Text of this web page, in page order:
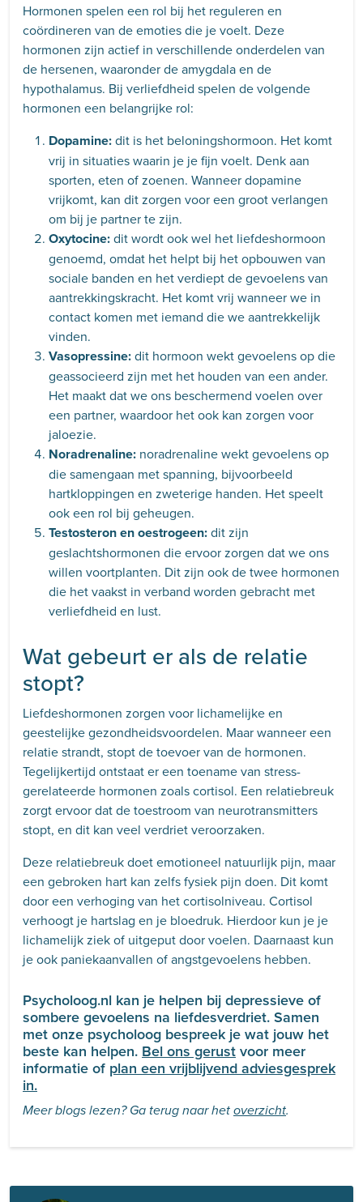
Hormonen spelen een rol bij het reguleren en
coördineren van de emoties die je voelt. Deze
hormonen zijn actief in verschillende onderdelen van
de hersenen, waaronder de amygdala en de
hypothalamus. Bij verliefdheid spelen de volgende
hormonen een belangrijke rol:
Dopamine:dit is het beloningshormoon. Het komt
vrij in situaties waarin je je fijn voelt. Denk aan
sporten, eten of zoenen. Wanneer dopamine
vrijkomt, kan dit zorgen voor een groot verlangen
om bij je partner te zijn.
Oxytocine:dit wordt ook wel het liefdeshormoon
genoemd, omdat het helpt bij het opbouwen van
sociale banden en het verdiept de gevoelens van
aantrekkingskracht. Het komt vrij wanneer we in
contact komen met iemand die we aantrekkelijk
vinden.
Vasopressine:dit hormoon wekt gevoelens op die
geassocieerd zijn met het houden van een ander.
Het maakt dat we ons beschermend voelen over
een partner, waardoor het ook kan zorgen voor
jaloezie.
Noradrenaline: noradrenaline wekt gevoelens op
die samengaan met spanning, bijvoorbeeld
hartkloppingen en zweterige handen. Het speelt
ook een rol bij geheugen.
Testosteron en oestrogeen:dit zijn
geslachtshormonen die ervoor zorgen dat we ons
willen voortplanten. Dit zijn ook de twee hormonen
die het vaakst in verband worden gebracht met
verliefdheid en lust.
Wat gebeurt er als de relatie
stopt?
Liefdeshormonen zorgen voor lichamelijke en
geestelijke gezondheidsvoordelen. Maar wanneer een
relatie strandt, stopt de toevoer van de hormonen.
Tegelijkertijd ontstaat er een toename van stress-
gerelateerde hormonen zoals cortisol. Een relatiebreuk
zorgt ervoor dat de toestroom van neurotransmitters
stopt, en dit kan veel verdriet veroorzaken.
Deze relatiebreuk doet emotioneel natuurlijk pijn, maar
een gebroken hart kan zelfs fysiek pijn doen. Dit komt
door een verhoging van het cortisolniveau. Cortisol
verhoogt je hartslag en je bloedruk. Hierdoor kun je je
lichamelijk ziek of uitgeput door voelen. Daarnaast kun
je ook paniekaanvallen of angstgevoelens hebben.
Psycholoog.nl kan je helpen bij depressieve of
sombere gevoelens na liefdesverdriet. Samen
met onze psycholoog bespreek je wat jouw het
beste kan helpen. Bel ons gerust voor meer
informatie of plan een vrijblijvend adviesgesprek
in.
Meer blogs lezen? Ga terug naar het overzicht.